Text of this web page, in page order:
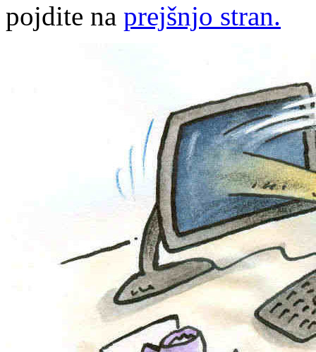
pojdite na prejšnjo stran.